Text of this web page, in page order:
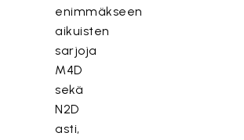
enimmäkseen
aikuisten
sarjoja
M4D
sekä
N2D
asti,